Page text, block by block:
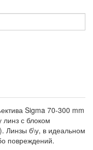
Sigma 70-300 mm
с блоком
Линзы б\у, в идеальном
повреждений.